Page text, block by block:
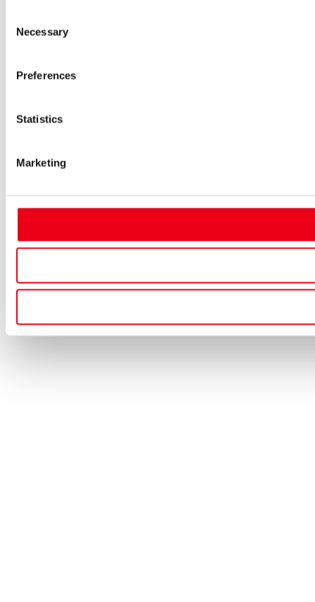
Selection
Necessary
Preferences
Statistics
Marketing